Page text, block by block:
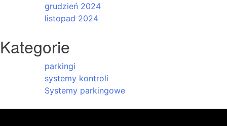
grudzień 2024
listopad 2024
Kategorie
parkingi
systemy kontroli
Systemy parkingowe